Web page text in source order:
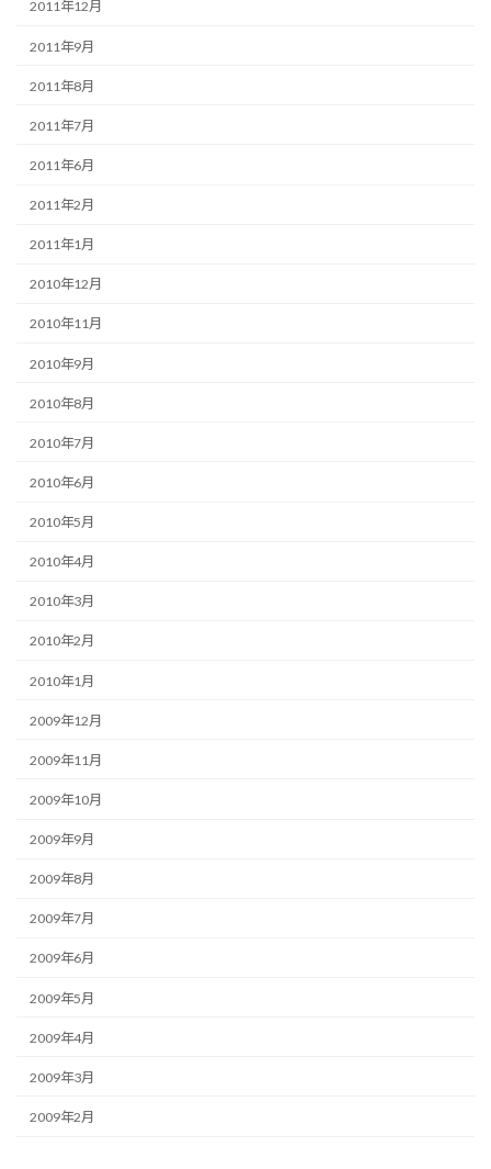
2011年12月
2011年9月
2011年8月
2011年7月
2011年6月
2011年2月
2011年1月
2010年12月
2010年11月
2010年9月
2010年8月
2010年7月
2010年6月
2010年5月
2010年4月
2010年3月
2010年2月
2010年1月
2009年12月
2009年11月
2009年10月
2009年9月
2009年8月
2009年7月
2009年6月
2009年5月
2009年4月
2009年3月
2009年2月